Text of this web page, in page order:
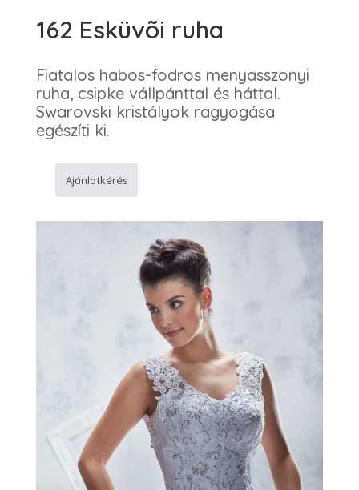
162 Esküvõi ruha
Fiatalos habos-fodros menyasszonyi
ruha, csipke vállpánttal és háttal.
Swarovski kristályok ragyogása
egészíti ki.
ruha
Ajánlatkérés